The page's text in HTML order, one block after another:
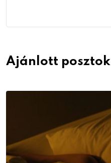
Ajánlott posztok